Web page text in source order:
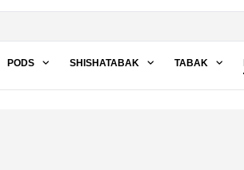
PODS SHISHATABAK TABAK